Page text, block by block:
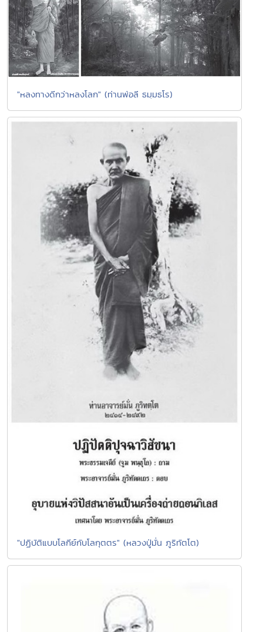
"หลงทางดีกว่าหลงโลก" (ท่านพ่อลี ธมฺมธโร)
"ปฏิบัติแบบโลกีย์กับโลกุตตร" (หลวงปู่มั่น ภูริทัตโต)